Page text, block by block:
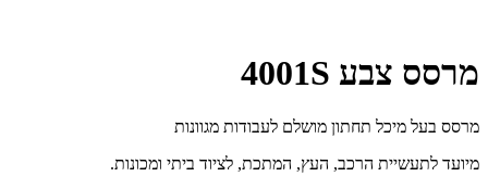
מרסס צבע 4001S
מרסס בעל מיכל תחתון מושלם לעבודות מגוונות
מיועד לתעשיית הרכב, העץ, המתכת, לציוד ביתי ומכונות.